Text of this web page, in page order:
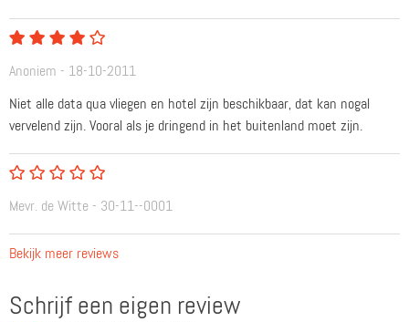
Anoniem - 18-10-2011
Niet alle data qua vliegen en hotel zijn beschikbaar, dat kan nogal
vervelend zijn. Vooral als je dringend in het buitenland moet zijn.
Mevr. de Witte - 30-11--0001
Bekijk meer reviews
Schrijf een eigen review